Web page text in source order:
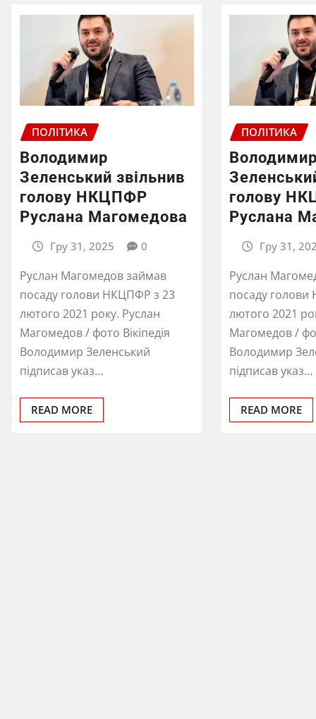
ПОЛІТИКА
Володимир
Зеленський звільнив
голову НКЦПФР
Руслана Магомедова
Гру 31, 2025 0
Руслан Магомедов займав
посаду голови НКЦПФР з 23
лютого 2021 року. Руслан
Магомедов / фото Вікіпедія
Володимир Зеленський
підписав указ…
READ MORE
ПОЛІТИКА
Володимир
голову
Руслана
Гру 31,
Руслан
посаду
лютого 2021
Магомедов /
Володимир
підписав указ…
READ MORE